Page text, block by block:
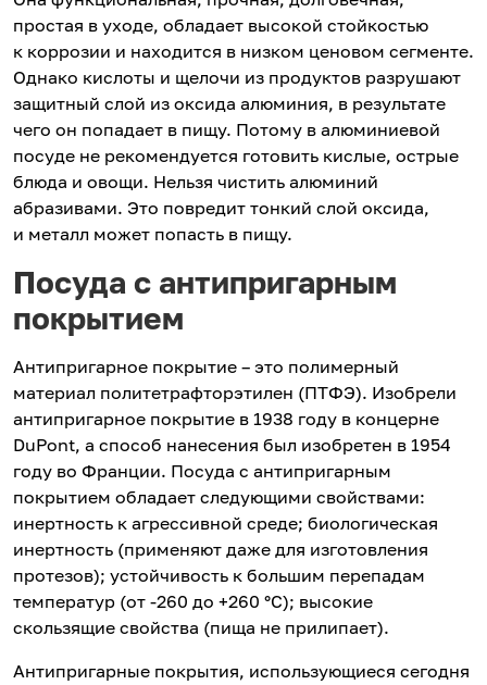
простая в уходе, обладает высокой стойкостью
к коррозии и находится в низком ценовом сегменте.
Однако кислоты и щелочи из продуктов разрушают
защитный слой из оксида алюминия, в результате
чего он попадает в пищу. Потому в алюминиевой
посуде не рекомендуется готовить кислые, острые
блюда и овощи. Нельзя чистить алюминий
абразивами. Это повредит тонкий слой оксида,
и металл может попасть в пищу.
Посуда с антипригарным
покрытием
Антипригарное покрытие – это полимерный
материал политетрафторэтилен (ПТФЭ). Изобрели
антипригарное покрытие в 1938 году в концерне
DuPont, а способ нанесения был изобретен в 1954
году во Франции. Посуда с антипригарным
покрытием обладает следующими свойствами:
инертность к агрессивной среде; биологическая
инертность (применяют даже для изготовления
протезов); устойчивость к большим перепадам
температур (от -260 до +260 °С); высокие
скользящие свойства (пища не прилипает).
Антипригарные покрытия, использующиеся сегодня